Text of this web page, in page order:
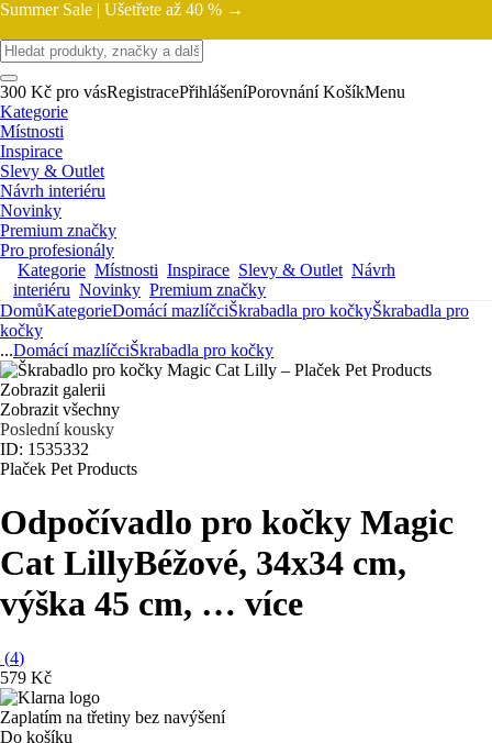
Summer Sale | Ušetřete až 40 % →
300 Kč pro vásRegistracePřihlášeníPorovnání KošíkMenu
Kategorie
Místnosti
Inspirace
Slevy & Outlet
Návrh interiéru
Novinky
Premium značky
Pro profesionály
Kategorie Místnosti Inspirace Slevy & Outlet Návrh
interiéru Novinky Premium značky
DomůKategorieDomácí mazlíčciŠkrabadla pro kočkyŠkrabadla pro
kočky
...Domácí mazlíčciŠkrabadla pro kočky
Zobrazit galerii
Zobrazit všechny
Poslední kousky
ID: 1535332
Plaček Pet Products
Odpočívadlo pro kočky Magic
Cat LillyBéžové, 34x34 cm,
výška 45 cm, … více
(4)
579 Kč
Zaplatím na třetiny bez navýšení
Do košíku